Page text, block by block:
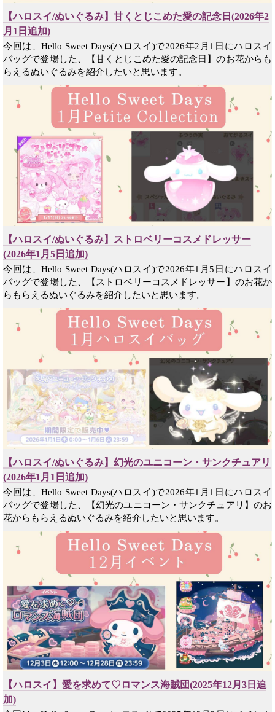
【ハロスイ/ぬいぐるみ】甘くとじこめた愛の記念日(2026年2
月1日追加)
今回は、Hello Sweet Days(ハロスイ)で2026年2月1日にハロスイ
バッグで登場した、【甘くとじこめた愛の記念日】のお花からも
らえるぬいぐるみを紹介したいと思います。
【ハロスイ/ぬいぐるみ】ストロベリーコスメドレッサー
(2026年1月5日追加)
今回は、Hello Sweet Days(ハロスイ)で2026年1月5日にハロスイ
バッグで登場した、【ストロベリーコスメドレッサー】のお花か
らもらえるぬいぐるみを紹介したいと思います。
【ハロスイ/ぬいぐるみ】幻光のユニコーン・サンクチュアリ
(2026年1月1日追加)
今回は、Hello Sweet Days(ハロスイ)で2026年1月1日にハロスイ
バッグで登場した、【幻光のユニコーン・サンクチュアリ】のお
花からもらえるぬいぐるみを紹介したいと思います。
【ハロスイ】愛を求めて♡ロマンス海賊団(2025年12月3日追
加)